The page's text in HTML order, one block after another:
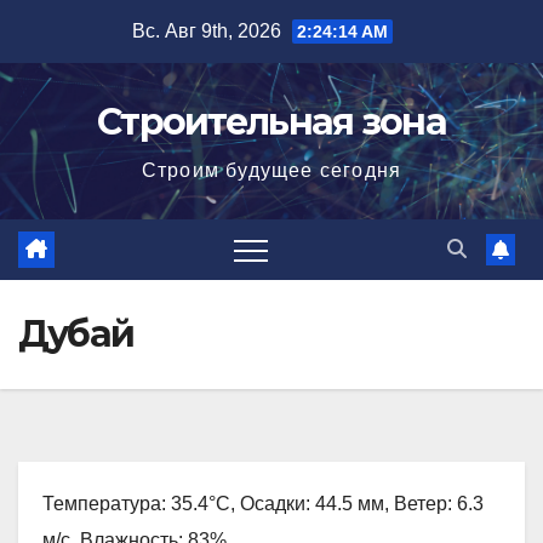
содержимому
Вс. Авг 9th, 2026 2:24:15 AM
Строительная зона
Строим будущее сегодня
Дубай
Температура: 35.4°C, Осадки: 44.5 мм, Ветер: 6.3